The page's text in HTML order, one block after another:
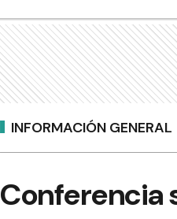
INFORMACIÓN GENERAL
Conferencia